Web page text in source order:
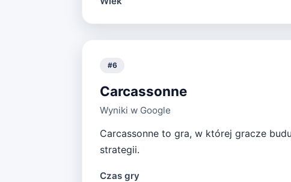
#6
Carcassonne
Wyniki w Google
Carcassonne to gra, w której gracze
strategii.
Czas gry